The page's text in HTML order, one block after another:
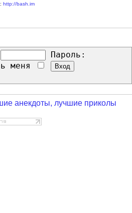
http://bash.im
Пароль:
меня
анекдоты, лучшие приколы